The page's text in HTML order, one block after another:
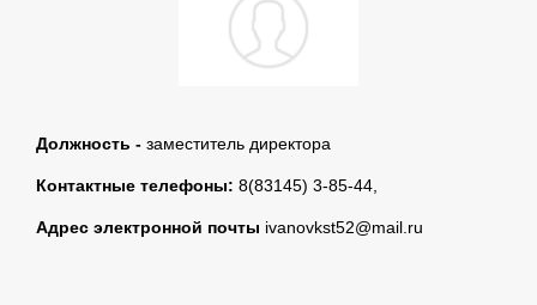
Должность - заместитель директора
Контактные телефоны: 8(83145) 3-85-44,
Адрес электронной почты ivanovkst52@mail.ru